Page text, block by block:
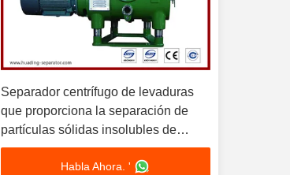
Separador centrífugo de levaduras
que proporciona la separación de
partículas sólidas insolubles de
líquidos utilizando tecnología
avanzada de fuerza centrífuga
Habla Ahora. '